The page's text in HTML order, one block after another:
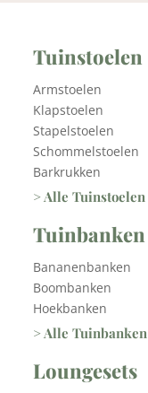
Tuinstoelen
Armstoelen
Klapstoelen
Stapelstoelen
Schommelstoelen
Barkrukken
> Alle Tuinstoelen
Tuinbanken
Bananenbanken
Boombanken
Hoekbanken
> Alle Tuinbanken
Loungesets